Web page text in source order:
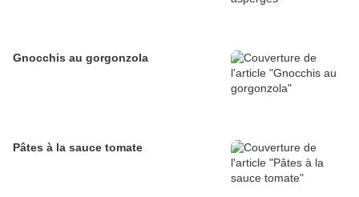
Gnocchis au gorgonzola
Pâtes à la sauce tomate